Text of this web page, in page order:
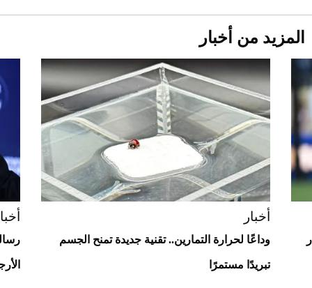
Aston Martin Valiant: على هوى الأبطال
المزيد من أخبار
أخبار
وداعًا لحرارة التمارين.. تقنية جديدة تمنح الجسم
تبريدًا مستمرًا